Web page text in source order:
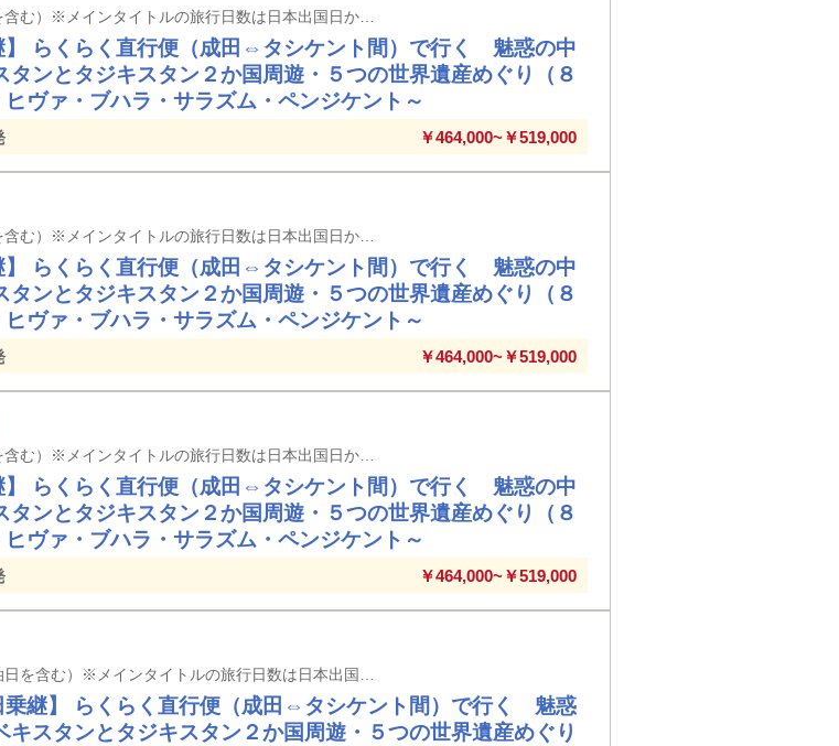
】 らくらく直行便（成田⇔タシケント間）で行く 魅惑の中
タンとタジキスタン２か国周遊・５つの世界遺産めぐり（８
ヴァ・ブハラ・サラズム・ペンジケント～
￥464,000~￥519,000
】 らくらく直行便（成田⇔タシケント間）で行く 魅惑の中
タンとタジキスタン２か国周遊・５つの世界遺産めぐり（８
ヴァ・ブハラ・サラズム・ペンジケント～
￥464,000~￥519,000
】 らくらく直行便（成田⇔タシケント間）で行く 魅惑の中
タンとタジキスタン２か国周遊・５つの世界遺産めぐり（８
ヴァ・ブハラ・サラズム・ペンジケント～
￥464,000~￥519,000
乗継】 らくらく直行便（成田⇔タシケント間）で行く 魅惑
キスタンとタジキスタン２か国周遊・５つの世界遺産めぐり